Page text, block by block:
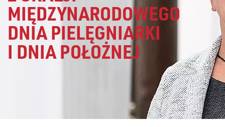
MIĘDZYNARODOWEGO
DNIA PIELĘGNIARKI
I DNIA POŁOŻNEJ